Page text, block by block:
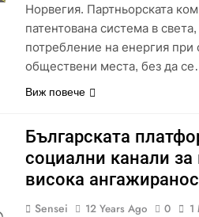
Норвегия. Партньорската
патентована система в
потребление на енергия
обществени места, без да
Виж повече
Българската
социални канали
висока
Sensei 12 Years Ago 0 1